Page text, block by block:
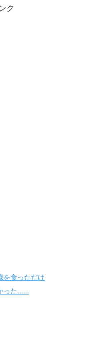
ク
を食っただけ
った……